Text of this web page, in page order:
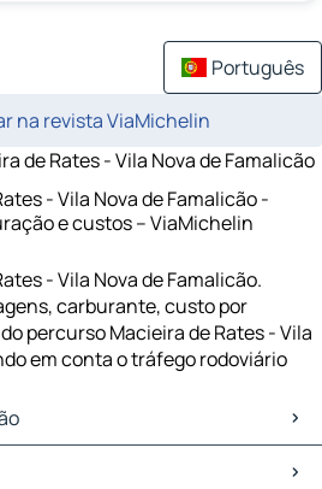
Português
na revista ViaMichelin
de Rates - Vila Nova de Famalicão
- Vila Nova de Famalicão -
e custos – ViaMichelin
- Vila Nova de Famalicão.
carburante, custo por
percurso Macieira de Rates - Vila
em conta o tráfego rodoviário
Mapas Plantas